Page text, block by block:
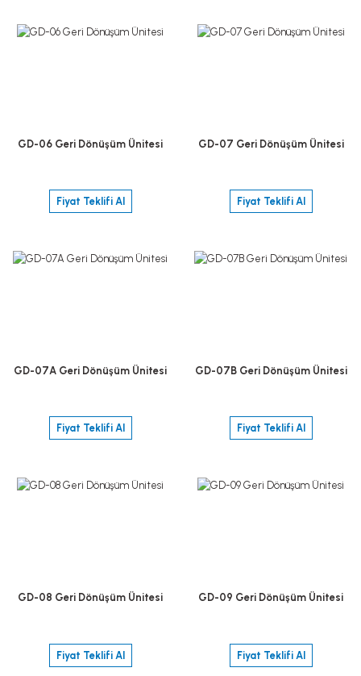
GD-06 Geri Dönüşüm Ünitesi
Fiyat Teklifi Al
GD-07 Geri Dönüşüm Ünitesi
Fiyat Teklifi Al
GD-07A Geri Dönüşüm Ünitesi
Fiyat Teklifi Al
GD-07B Geri Dönüşüm Ünitesi
Fiyat Teklifi Al
GD-08 Geri Dönüşüm Ünitesi
Fiyat Teklifi Al
GD-09 Geri Dönüşüm Ünitesi
Fiyat Teklifi Al